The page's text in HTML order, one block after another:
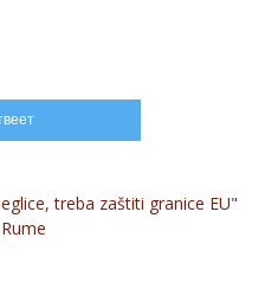
treba zaštiti granice EU"